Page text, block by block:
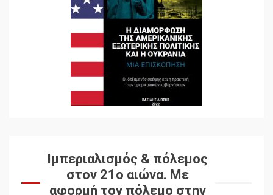
Ιμπεριαλισμός & πόλεμος
στον 21ο αιώνα. Mε
αφορμή τον πόλεμο στην